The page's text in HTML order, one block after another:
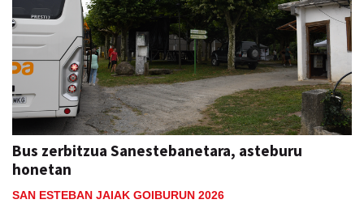
Bus zerbitzua Sanestebanetara, asteburu
honetan
SAN ESTEBAN JAIAK GOIBURUN 2026